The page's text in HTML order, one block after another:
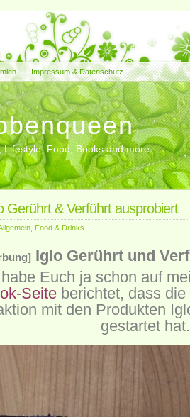
Impressum & Datenschutz
Lifestyle, Food, Books and more
Gerührt & Verführt ausprobiert
Food & Drinks
Iglo Gerührt und
Euch ja schon auf
Seite berichtet, dass
mit den Produkten
gestartet hat.